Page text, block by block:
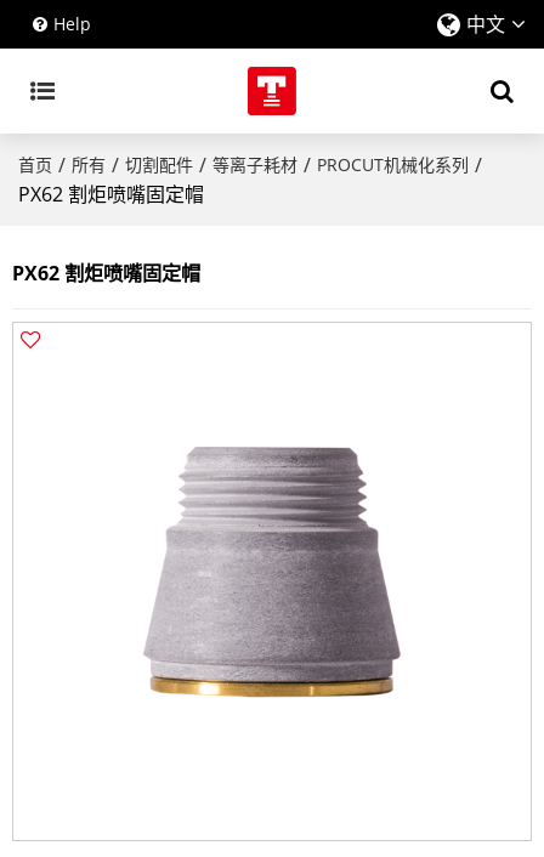
Help 中文
首页 / 所有 / 切割配件 / 等离子耗材 / PROCUT机械化系列 /
PX62 割炬喷嘴固定帽
PX62 割炬喷嘴固定帽